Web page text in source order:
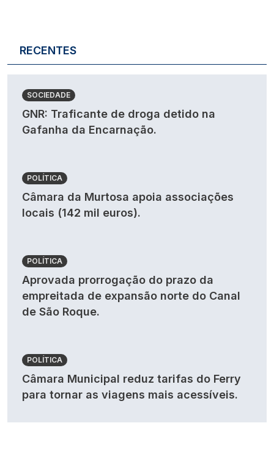
RECENTES
SOCIEDADE
GNR: Traficante de droga detido na
Gafanha da Encarnação.
POLÍTICA
Câmara da Murtosa apoia associações
locais (142 mil euros).
POLÍTICA
Aprovada prorrogação do prazo da
empreitada de expansão norte do Canal
de São Roque.
POLÍTICA
Câmara Municipal reduz tarifas do Ferry
para tornar as viagens mais acessíveis.